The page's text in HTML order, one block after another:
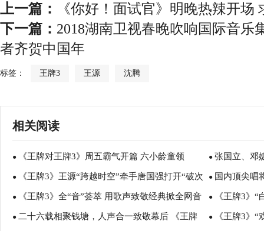
上一篇：
《你好！面试官》明晚热辣开场
下一篇： 2018湖南卫视春晚吹响国际音乐
者齐贺中国年
标签： 王牌3 王源 沈腾
相关阅读
● 《王牌对王牌3》周五霸气开篇 六小龄童领
衔“西游重聚”王源郑恺周一围惊艳挑战经典
● 张国立、邓
服私访记》
● 《王牌3》王源“跨越时空”牵手唐国强打开“破次
元”精彩！
● 国内顶尖唱
娱乐零时差
● 《王牌3》全“音”荟萃 用歌声致敬经典掀全网音
乐热浪 蒋大为惊喜现身
● 《王牌3》
重聚
● 二十六载相聚钱塘，人声合一致敬幕后 《王牌 ● 《王牌3》